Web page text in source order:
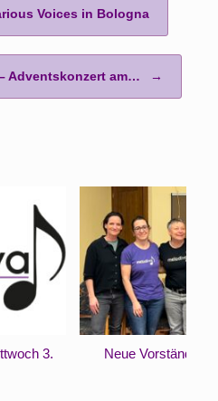
Voices in Bologna
Adventskonzert am… →
3.
Neue